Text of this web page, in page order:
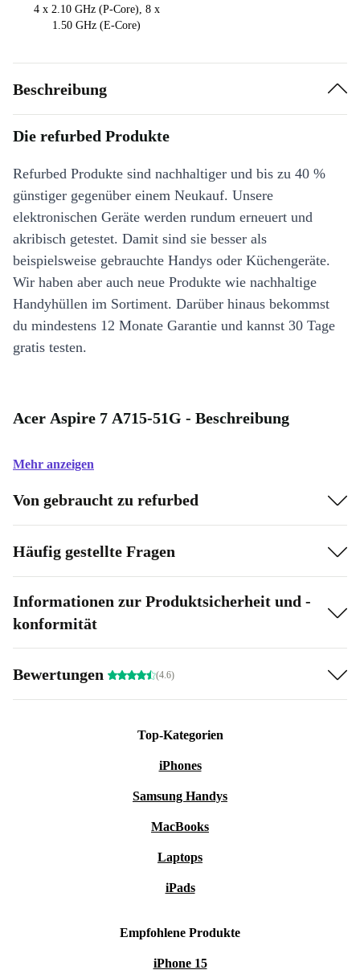
4 x 2.10 GHz (P-Core), 8 x
1.50 GHz (E-Core)
Beschreibung
Die refurbed Produkte
Refurbed Produkte sind nachhaltiger und bis zu 40 %
günstiger gegenüber einem Neukauf. Unsere
elektronischen Geräte werden rundum erneuert und
akribisch getestet. Damit sind sie besser als
beispielsweise gebrauchte Handys oder Küchengeräte.
Wir haben aber auch neue Produkte wie nachhaltige
Handyhüllen im Sortiment. Darüber hinaus bekommst
du mindestens 12 Monate Garantie und kannst 30 Tage
gratis testen.
Acer Aspire 7 A715-51G - Beschreibung
Mehr anzeigen
Von gebraucht zu refurbed
Häufig gestellte Fragen
Informationen zur Produktsicherheit und -
konformität
Bewertungen (4.6)
Top-Kategorien
iPhones
Samsung Handys
MacBooks
Laptops
iPads
Empfohlene Produkte
iPhone 15